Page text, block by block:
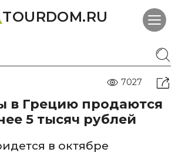
TOURDOM.RU
7027
в Грецию продаются
5 тысяч рублей
в октябре